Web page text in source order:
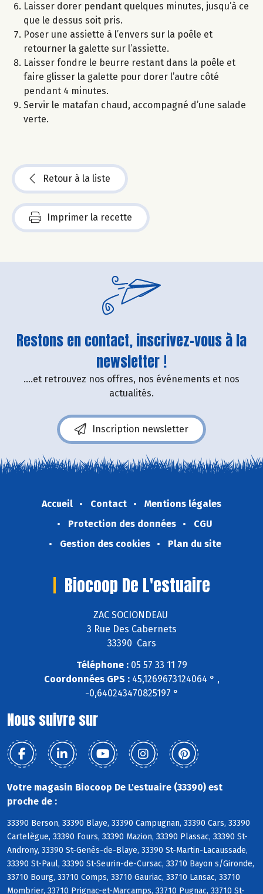
Laisser dorer pendant quelques minutes, jusqu’à ce
que le dessus soit pris.
Poser une assiette à l’envers sur la poêle et
retourner la galette sur l’assiette.
Laisser fondre le beurre restant dans la poêle et
faire glisser la galette pour dorer l’autre côté
pendant 4 minutes.
Servir le matafan chaud, accompagné d’une salade
verte.
Retour à la liste
Imprimer la recette
Restons en contact, inscrivez-vous à la
newsletter !
....et retrouvez nos offres, nos événements et nos
actualités.
Inscription newsletter
Accueil Contact
Mentions légales
Protection des données
CGU
Gestion des cookies
Plan du site
Biocoop De L'estuaire
ZAC SOCIONDEAU
3 Rue Des Cabernets
33390 Cars
Téléphone :05 57 33 11 79
Coordonnées GPS :45,1269673124064 ° ,
-0,640243470825197 °
Nous suivre sur
Votre magasin Biocoop De L'estuaire (33390) est
proche de :
33390 Berson, 33390 Blaye, 33390 Campugnan, 33390 Cars, 33390
Cartelègue, 33390 Fours, 33390 Mazion, 33390 Plassac, 33390 St-
Androny, 33390 St-Genès-de-Blaye, 33390 St-Martin-Lacaussade,
33390 St-Paul, 33390 St-Seurin-de-Cursac, 33710 Bayon s/Gironde,
33710 Bourg, 33710 Comps, 33710 Gauriac, 33710 Lansac, 33710
Mombrier, 33710 Prignac-et-Marcamps, 33710 Pugnac, 33710 St-